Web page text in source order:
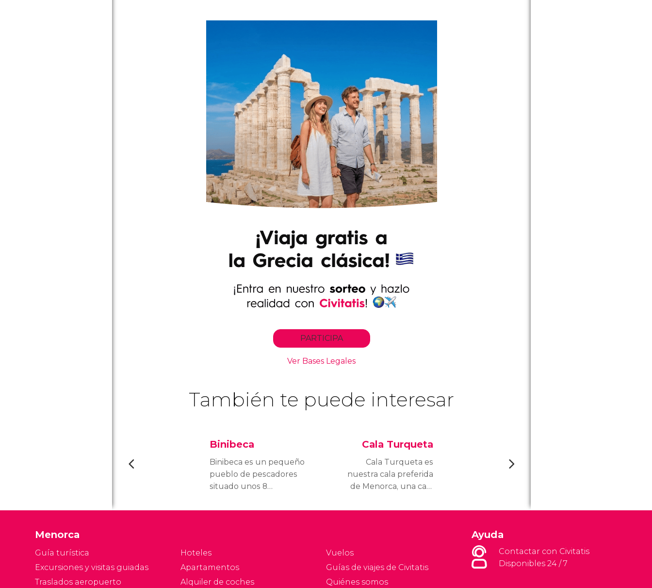
También te puede interesar
Binibeca
Binibeca es un pequeño
pueblo de pescadores
situado unos 8
Mahón, en el término
los pueblos más bonitos
de Menorca.
Cala Turqueta
Cala Turqueta es
nuestra cala preferida
de Menorca, una cala
turquesas que nada
Menorca
Guía turística
Excursiones y visitas guiadas
Traslados aeropuerto
Hoteles
Apartamentos
Alquiler de coches
Vuelos
Guías de viajes de Civitatis
Quiénes somos
Ayuda
Contactar con Civitatis
Disponibles 24 / 7